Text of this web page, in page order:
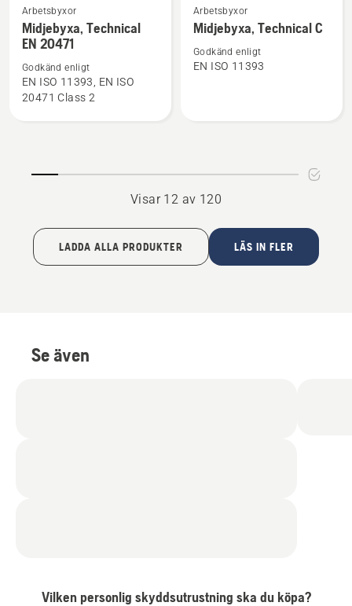
Se
mer
information
om
Midjebyxa,
Technical
Arbetsbyxor
Midjebyxa, Technical
EN 20471
Godkänd enligt
EN ISO 11393, EN ISO
20471 Class 2
Se
mer
om
Arbetsbyxor
Midjebyxa, Technical C
Godkänd enligt
EN ISO 11393
Visar 12 av 120
LADDA ALLA PRODUKTER LÄS IN FLER
Se även
Vilken personlig skyddsutrustning ska du köpa?